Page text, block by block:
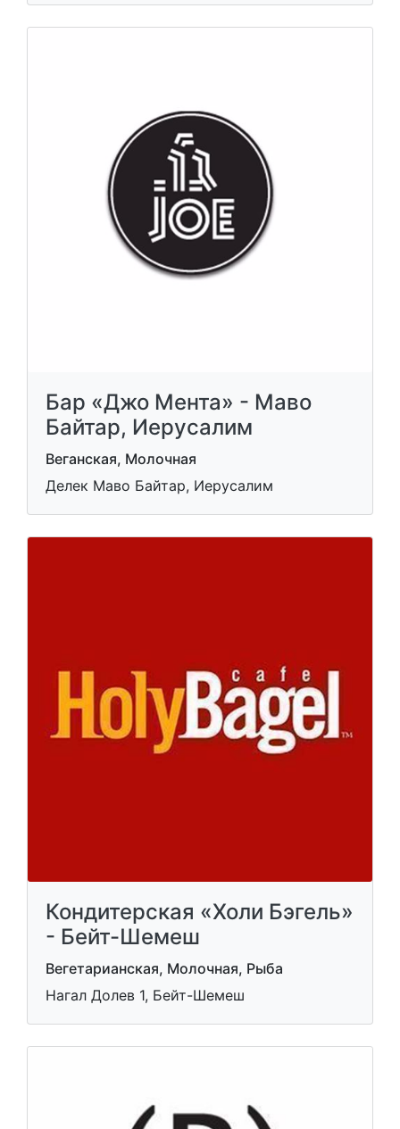
Бар «Джо Мента» - Маво
Байтар, Иерусалим
Веганская, Молочная
Делек Маво Байтар, Иерусалим
Кондитерская «Холи Бэгель»
- Бейт-Шемеш
Вегетарианская, Молочная, Рыба
Нагал Долев 1, Бейт-Шемеш